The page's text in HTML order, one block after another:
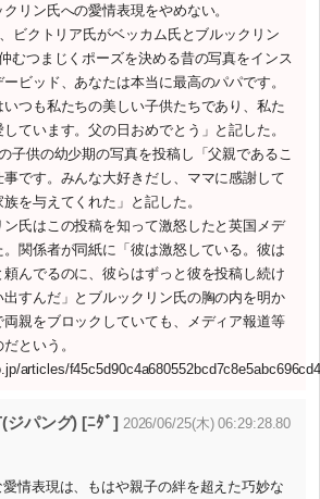
リン氏への愛情表現をやめない。
ビクトリア氏がベッカム氏とブルックリン
むつまじくポーズを決める昔の写真をインス
ビッド、あなたは本当に最高のパパです。
つも私たちの美しい子供たちであり、私た
ています。父の日おめでとう」と記した。
子供の幼少期の写真を投稿し「父親であるこ
です。みんな大好きだし、ママに感謝して
を与えてくれた」と記した。
氏はこの投稿を知って激怒したと英国メデ
。関係者が同紙に「彼は激怒している。彼は
んでるのに、彼らはずっと彼を投稿し続け
すんだ」とブルックリン氏の胸の内を明か
両親をブロックしていても、メディア報道等
という。
articles/
ジパング) [ﾆﾀﾞ] 2026/06/25(木) 06:29:28.80
情表現は、もはや親子の絆を超えた巧妙な